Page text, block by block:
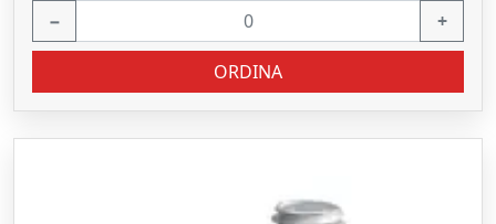
− +
ORDINA